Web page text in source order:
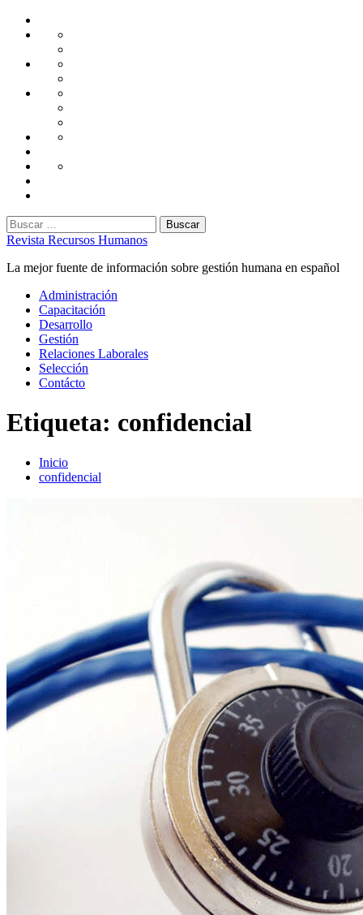
Saltar
Administración
Capacitación
Desarrollo
Gestión
Laborales
Selección
Buscar:
Revista Recursos Humanos
La mejor fuente de información sobre gestión humana en español
Menú
principal
Administración
Capacitación
Desarrollo
Gestión
Relaciones Laborales
Selección
Contácto
Etiqueta: confidencial
Inicio
confidencial